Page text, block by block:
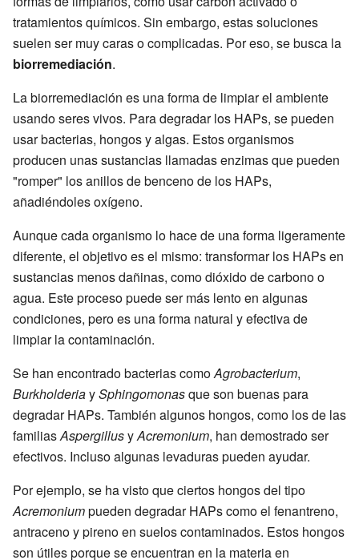
tratamientos químicos. Sin embargo, estas soluciones
suelen ser muy caras o complicadas. Por eso, se busca la
biorremediación.
La biorremediación es una forma de limpiar el ambiente
usando seres vivos. Para degradar los HAPs, se pueden
usar bacterias, hongos y algas. Estos organismos
producen unas sustancias llamadas enzimas que pueden
"romper" los anillos de benceno de los HAPs,
añadiéndoles oxígeno.
Aunque cada organismo lo hace de una forma ligeramente
diferente, el objetivo es el mismo: transformar los HAPs en
sustancias menos dañinas, como dióxido de carbono o
agua. Este proceso puede ser más lento en algunas
condiciones, pero es una forma natural y efectiva de
limpiar la contaminación.
Se han encontrado bacterias comoAgrobacterium,
BurkholderiaySphingomonasque son buenas para
degradar HAPs. También algunos hongos, como los de las
familiasAspergillusyAcremonium, han demostrado ser
efectivos. Incluso algunas levaduras pueden ayudar.
Por ejemplo, se ha visto que ciertos hongos del tipo
Acremoniumpueden degradar HAPs como el fenantreno,
antraceno y pireno en suelos contaminados. Estos hongos
son útiles porque se encuentran en la materia en